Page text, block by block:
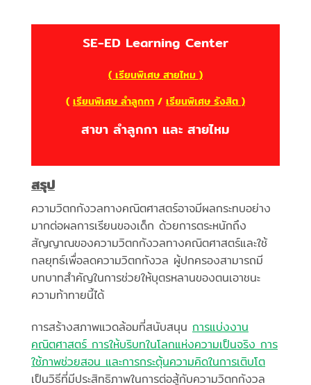
SE-ED Learning Center
( เรียนพิเศษ สายไหม )
( เรียนพิเศษ ลำลูกกา / เรียนพิเศษ รังสิต )
สาขา ลำลูกกา และ สายไหม
สรุป
ความวิตกกังวลทางคณิตศาสตร์อาจมีผลกระทบอย่าง
มากต่อผลการเรียนของเด็ก ด้วยการตระหนักถึง
สัญญาณของความวิตกกังวลทางคณิตศาสตร์และใช้
กลยุทธ์เพื่อลดความวิตกกังวล ผู้ปกครองสามารถมี
บทบาทสำคัญในการช่วยให้บุตรหลานของตนเอาชนะ
ความท้าทายนี้ได้
การสร้างสภาพแวดล้อมที่สนับสนุน การแบ่งงาน
คณิตศาสตร์ การให้บริบทในโลกแห่งความเป็นจริง การ
ใช้ภาพช่วยสอน และการกระตุ้นความคิดในการเติบโต
เป็นวิธีที่มีประสิทธิภาพในการต่อสู้กับความวิตกกังวล